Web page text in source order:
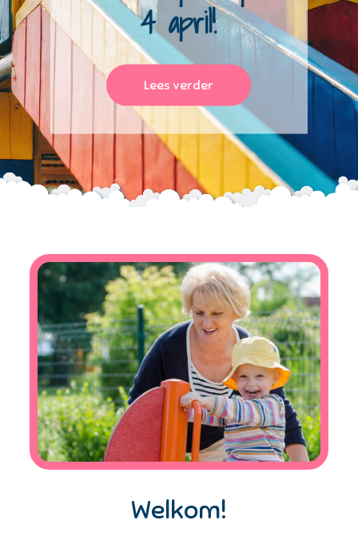
4 april!
Lees verder
Welkom!